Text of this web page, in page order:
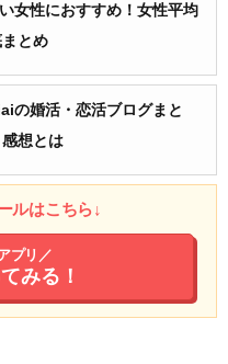
女性におすすめ！女性平均
とめ
の婚活・恋活ブログまと
想とは
ルはこちら↓
プリ／
みる！